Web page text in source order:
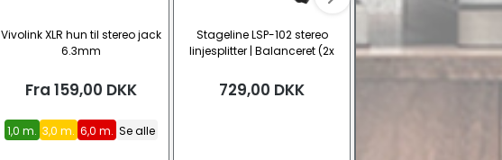
Vivolink XLR hun til stereo jack
6.3mm
Fra 159,00 DKK
1,0 m. 3,0 m. 6,0 m. Se alle
Stageline LSP-102 stereo
linjesplitter | Balanceret (2x
729,00 DKK
fjernbetjening